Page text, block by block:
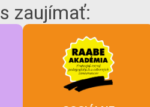
zaujímať: